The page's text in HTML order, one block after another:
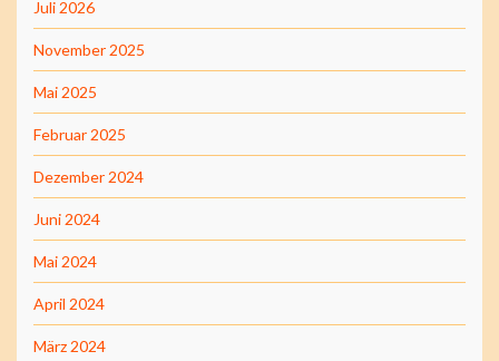
Juli 2026
November 2025
Mai 2025
Februar 2025
Dezember 2024
Juni 2024
Mai 2024
April 2024
März 2024